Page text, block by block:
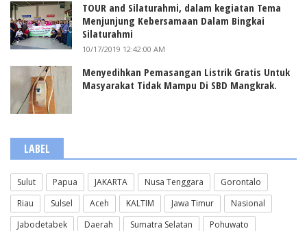
TOUR and Silaturahmi, dalam kegiatan Tema
Menjunjung Kebersamaan Dalam Bingkai
Silaturahmi
10/17/2019 12:42:00 AM
Menyedihkan Pemasangan Listrik Gratis Untuk
Masyarakat Tidak Mampu Di SBD Mangkrak.
LABEL
Sulut Papua JAKARTA Nusa Tenggara
Gorontalo
Riau
Sulsel Aceh KALTIM Jawa Timur
Nasional
Jabodetabek
Daerah Sumatra Selatan
Pohuwato